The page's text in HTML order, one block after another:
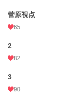
月間ポイント
年間ポイント
累計ポイント
菅原視点
65
2
82
3
90